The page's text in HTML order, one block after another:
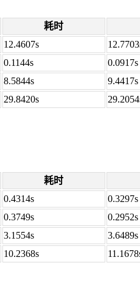
耗时
12.4607s
0.1144s
0.0917s
8.5844s
9.4417s
29.8420s
耗时
0.4314s
0.3297s
0.3749s
0.2952s
3.1554s
3.6489s
10.2368s